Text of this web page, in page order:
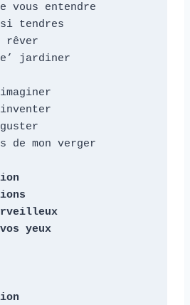
vous entendre
si tendres
rêver
jardiner
mon verger
yeux